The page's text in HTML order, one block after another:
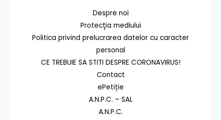
Despre noi
Protecţia mediului
Politica privind prelucrarea datelor cu caracter
personal
CE TREBUIE SA STITI DESPRE CORONAVIRUS!
Contact
ePetiție
A.N.P.C. – SAL
A.N.P.C.